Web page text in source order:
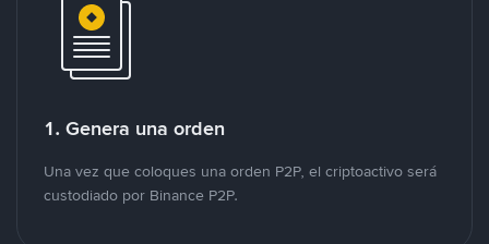
1. Genera una orden
Una vez que coloques una orden P2P, el criptoactivo será
custodiado por Binance P2P.